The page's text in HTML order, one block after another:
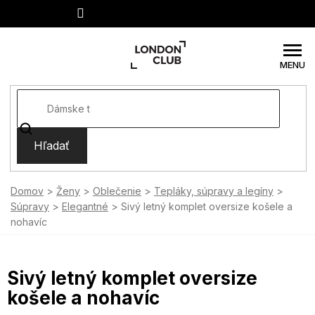
Hľadať
Domov Ženy Oblečenie
Tepláky, súpravy a legíny
Súpravy
Elegantné
Sivý letný komplet oversize košele a
nohavíc
Sivý letný komplet oversize
košele a nohavíc